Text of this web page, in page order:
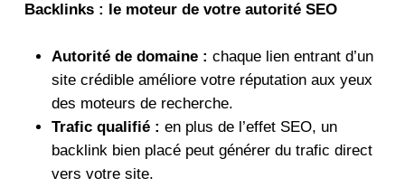
Backlinks : le moteur de votre autorité SEO
Autorité de domaine : chaque lien entrant d’un
site crédible améliore votre réputation aux yeux
des moteurs de recherche.
Trafic qualifié : en plus de l’effet SEO, un
backlink bien placé peut générer du trafic direct
vers votre site.